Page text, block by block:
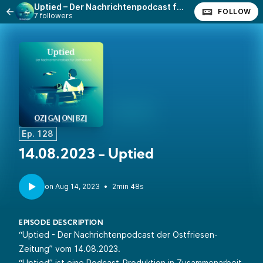
Uptied – Der Nachrichtenpodcast für Ostfriesland
7 followers FOLLOW
Ep. 128
14.08.2023 - Uptied
• 2min 48s
EPISODE DESCRIPTION
“Uptied - Der Nachrichtenpodcast der Ostfriesen-
Zeitung” vom 14.08.2023.